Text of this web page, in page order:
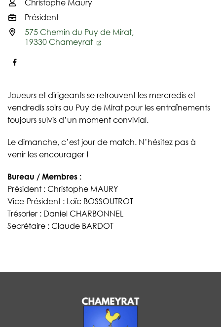
Infos utiles
Christophe Maury
Président
575 Chemin du Puy de Mirat,
19330 Chameyrat
Facebook
Joueurs et dirigeants se retrouvent les mercredis et
vendredis soirs au Puy de Mirat pour les entraînements
toujours suivis d’un moment convivial.
Le dimanche, c’est jour de match. N’hésitez pas à
venir les encourager !
Bureau / Membres :
Président : Christophe MAURY
Vice-Président : Loïc BOSSOUTROT
Trésorier : Daniel CHARBONNEL
Secrétaire : Claude BARDOT